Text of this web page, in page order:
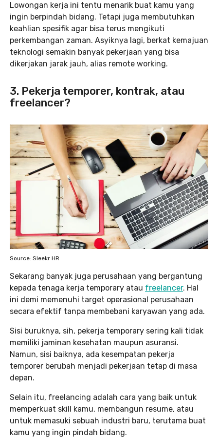
Lowongan kerja ini tentu menarik buat kamu yang
ingin berpindah bidang. Tetapi juga membutuhkan
keahlian spesifik agar bisa terus mengikuti
perkembangan zaman. Asyiknya lagi, berkat kemajuan
teknologi semakin banyak pekerjaan yang bisa
dikerjakan jarak jauh, alias remote working.
3. Pekerja temporer, kontrak, atau
freelancer?
Source: Sleekr HR
Sekarang banyak juga perusahaan yang bergantung
kepada tenaga kerja temporary atau freelancer. Hal
ini demi memenuhi target operasional perusahaan
secara efektif tanpa membebani karyawan yang ada.
Sisi buruknya, sih, pekerja temporary sering kali tidak
memiliki jaminan kesehatan maupun asuransi.
Namun, sisi baiknya, ada kesempatan pekerja
temporer berubah menjadi pekerjaan tetap di masa
depan.
Selain itu, freelancing adalah cara yang baik untuk
memperkuat skill kamu, membangun resume, atau
untuk memasuki sebuah industri baru, terutama buat
kamu yang ingin pindah bidang.